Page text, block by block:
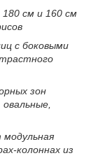
см и 160 см
с боковыми
зон
колоннах из